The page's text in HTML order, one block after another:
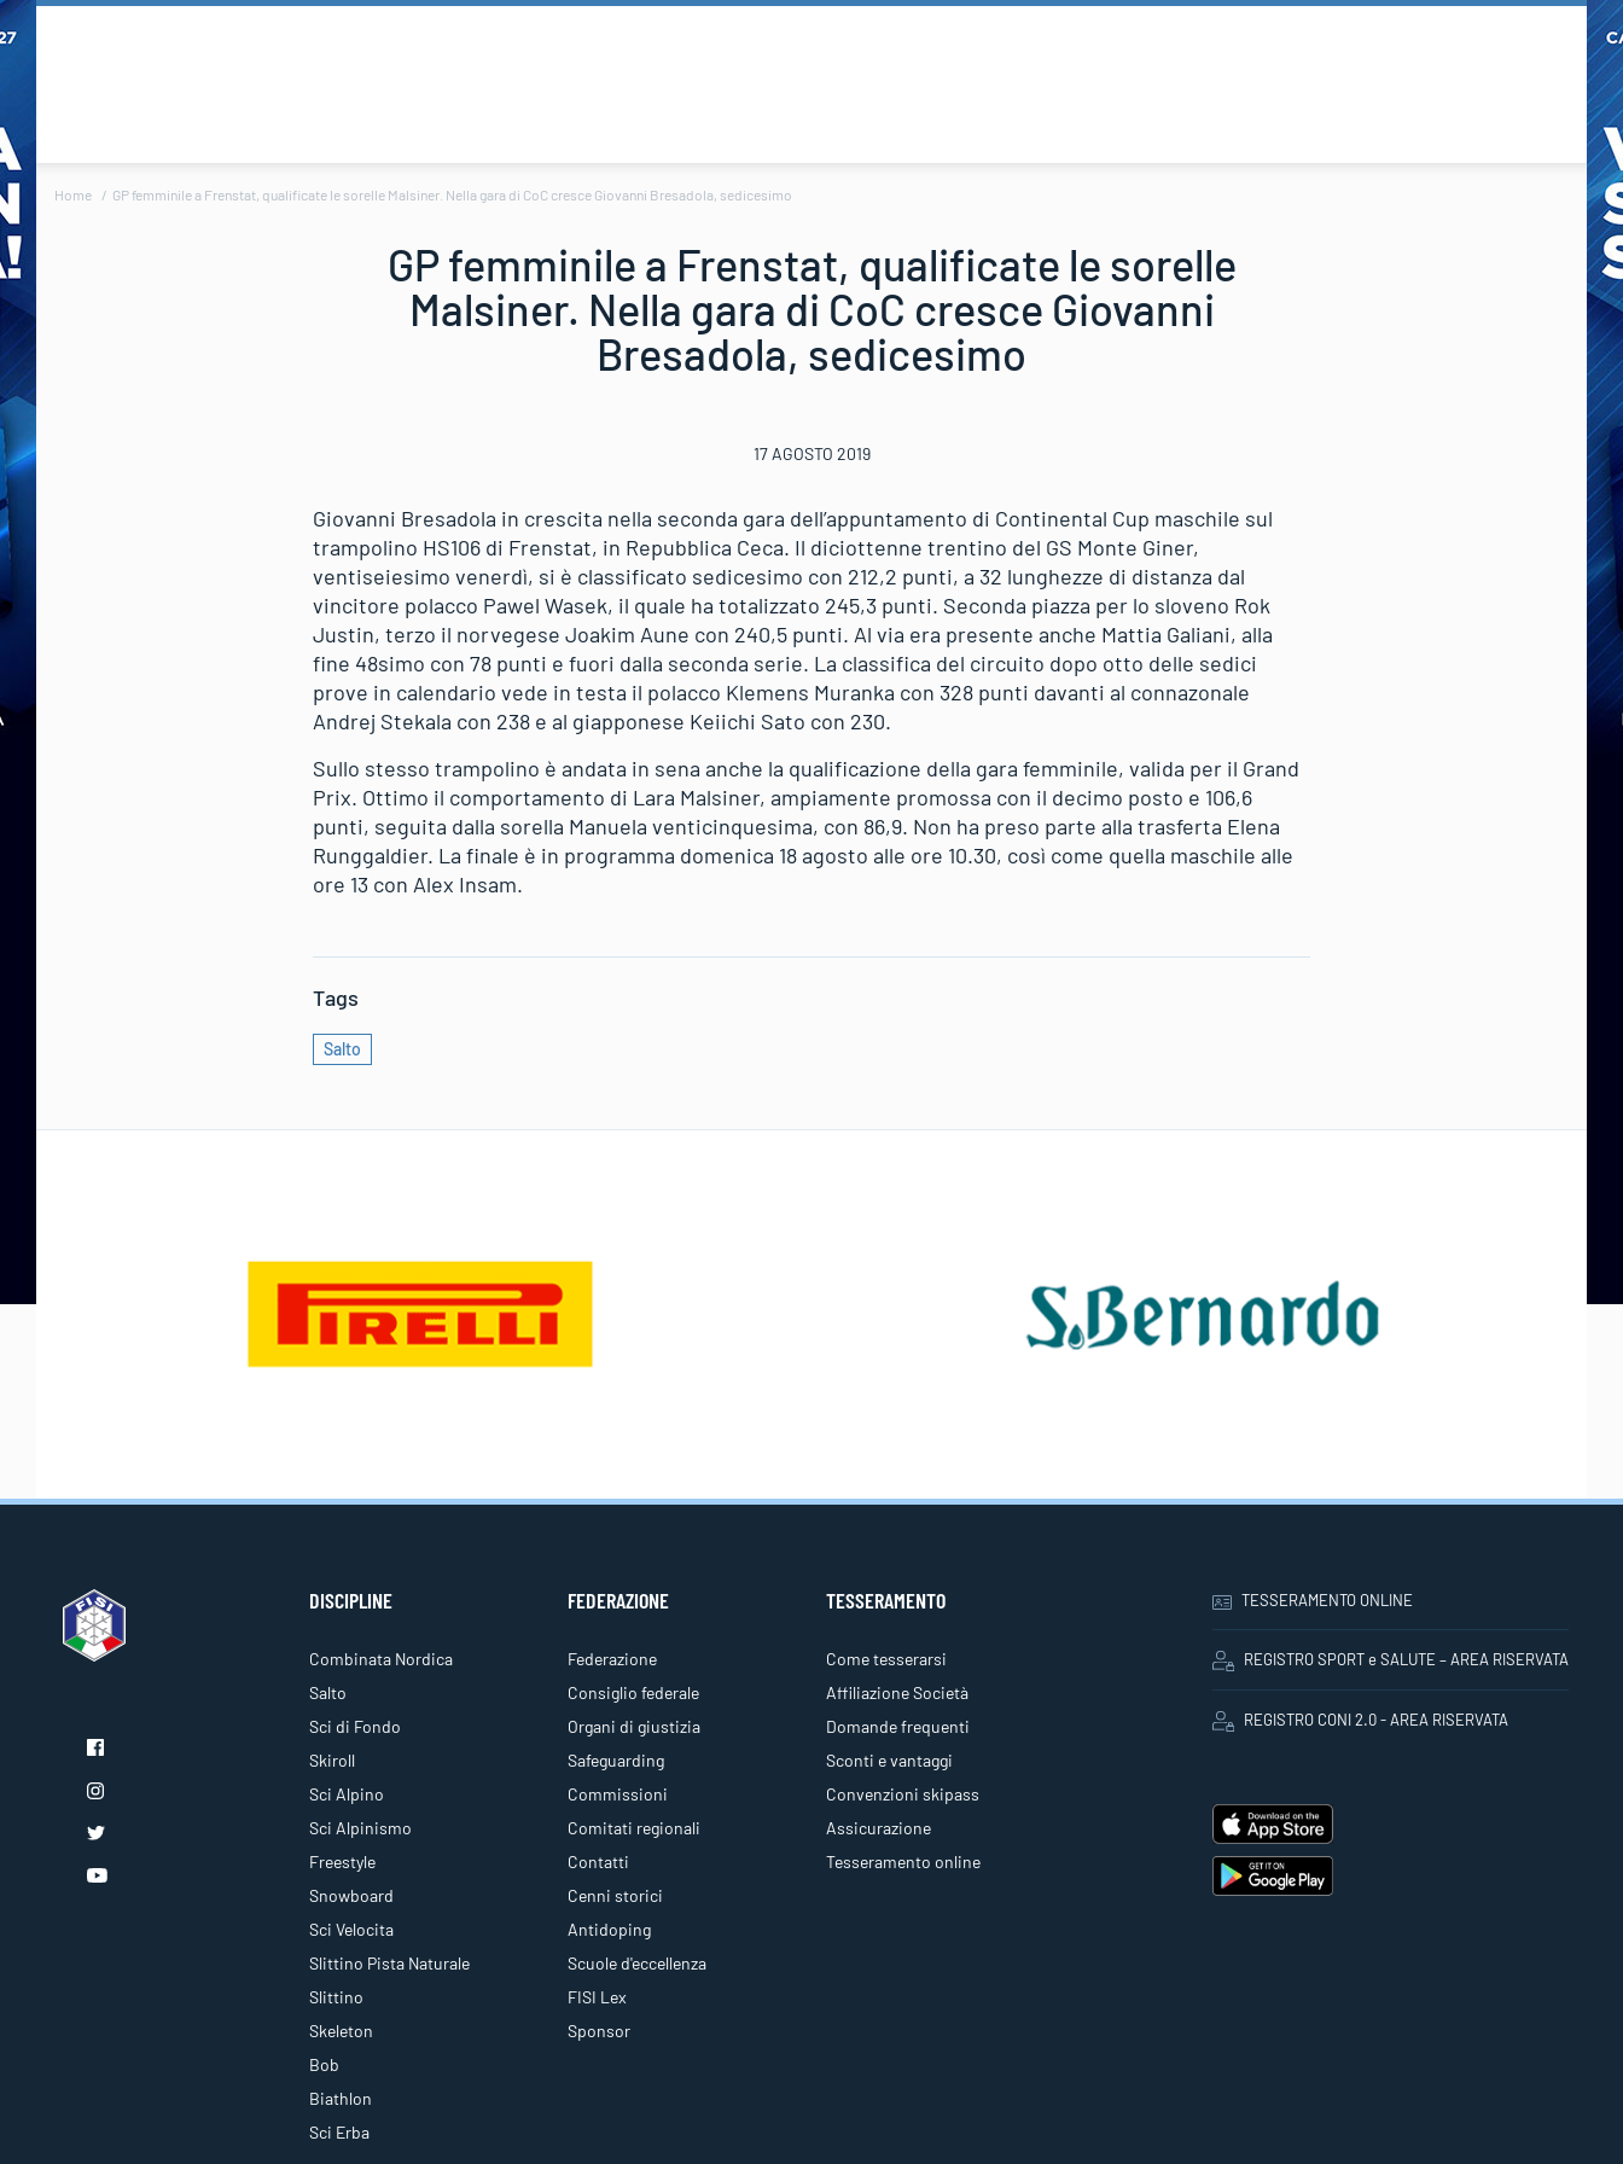
Home GP femminile a Frenstat, qualificate le sorelle Malsiner. Nella gara di CoC cresce Giovanni Bresadola, sedicesimo
GP femminile a Frenstat, qualificate le sorelle
Malsiner. Nella gara di CoC cresce Giovanni
Bresadola, sedicesimo
17 AGOSTO 2019
Giovanni Bresadola in crescita nella seconda gara dell’appuntamento di Continental Cup maschile sul
trampolino HS106 di Frenstat, in Repubblica Ceca. Il diciottenne trentino del GS Monte Giner,
ventiseiesimo venerdì, si è classificato sedicesimo con 212,2 punti, a 32 lunghezze di distanza dal
vincitore polacco Pawel Wasek, il quale ha totalizzato 245,3 punti. Seconda piazza per lo sloveno Rok
Justin, terzo il norvegese Joakim Aune con 240,5 punti. Al via era presente anche Mattia Galiani, alla
fine 48simo con 78 punti e fuori dalla seconda serie. La classifica del circuito dopo otto delle sedici
prove in calendario vede in testa il polacco Klemens Muranka con 328 punti davanti al connazonale
Andrej Stekala con 238 e al giapponese Keiichi Sato con 230.
Sullo stesso trampolino è andata in sena anche la qualificazione della gara femminile, valida per il Grand
Prix. Ottimo il comportamento di Lara Malsiner, ampiamente promossa con il decimo posto e 106,6
punti, seguita dalla sorella Manuela venticinquesima, con 86,9. Non ha preso parte alla trasferta Elena
Runggaldier. La finale è in programma domenica 18 agosto alle ore 10.30, così come quella maschile alle
ore 13 con Alex Insam.
Tags
Salto
DISCIPLINE
Combinata Nordica
Salto
Sci di Fondo
Skiroll
Sci Alpino
Sci Alpinismo
Freestyle
Snowboard
Sci Velocita
Slittino Pista Naturale
Slittino
Skeleton
Bob
Biathlon
Sci Erba
FEDERAZIONE
Federazione
Consiglio federale
Organi di giustizia
Safeguarding
Commissioni
Comitati regionali
Contatti
Cenni storici
Antidoping
Scuole d'eccellenza
FISI Lex
Sponsor
TESSERAMENTO
Come tesserarsi
Affiliazione Società
Domande frequenti
Sconti e vantaggi
Convenzioni skipass
Assicurazione
Tesseramento online
TESSERAMENTO ONLINE
REGISTRO SPORT e SALUTE – AREA RISERVATA
REGISTRO CONI 2.0 - AREA RISERVATA